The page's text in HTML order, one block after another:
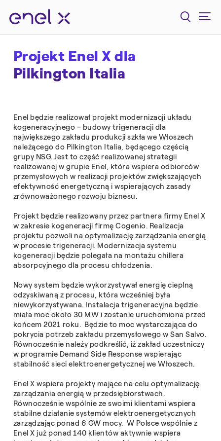
Projekt Enel X dla
Pilkington Italia
Enel będzie realizował projekt modernizacji układu
kogeneracyjnego – budowy trigeneracji dla
największego zakładu produkcji szkła we Włoszech
należącego do Pilkington Italia, będącego częścią
grupy NSG. Jest to część realizowanej strategii
realizowanej w grupie Enel, która wspiera odbiorców
przemysłowych w realizacji projektów zwiększających
efektywność energetyczną i wspierających zasady
zrównoważonego rozwoju biznesu.
Projekt będzie realizowany przez partnera firmy Enel X
w zakresie kogeneracji firmę Cogenio. Realizacja
projektu pozwoli na optymalizację zarządzania energią
w procesie trigeneracji. Modernizacja systemu
kogeneracji będzie polegała na montażu chillera
absorpcyjnego dla procesu chłodzenia.
Nowy system będzie wykorzystywał energię cieplną
odzyskiwaną z procesu, która wcześniej była
niewykorzystywana. Instalacja trigeneracyjna będzie
miała moc około 30 MW i zostanie uruchomiona przed
końcem 2021 roku. Będzie to moc wystarczająca do
pokrycia potrzeb zakładu przemysłowego w San Salvo.
Równocześnie należy podkreślić, iż zakład uczestniczy
w programie Demand Side Response wspierając
stabilność sieci elektroenergetycznej we Włoszech.
Enel X wspiera projekty mające na celu optymalizację
zarządzania energią w przedsiębiorstwach.
Równocześnie wspólnie ze swoimi klientami wspiera
stabilne działanie systemów elektroenergetycznych
zarządzając ponad 6 GW mocy. W Polsce wspólnie z
Enel X już ponad 140 klientów aktywnie wspiera